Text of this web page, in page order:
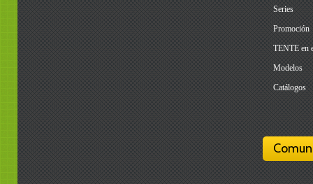
Series
Promoción
TENTE en
Modelos
Catálogos